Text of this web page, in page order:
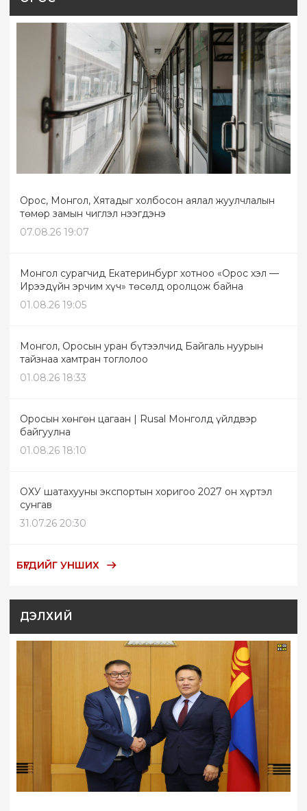
Орос, Монгол, Хятадыг холбосон аялал жуулчлалын
төмөр замын чиглэл нээгдэнэ
07.08.26 19:07
Монгол сурагчид Екатеринбург хотноо «Орос хэл —
Ирээдүйн эрчим хүч» төсөлд оролцож байна
01.08.26 19:05
Монгол, Оросын уран бүтээлчид Байгаль нуурын
тайзнаа хамтран тоглолоо
01.08.26 18:33
Оросын хөнгөн цагаан | Rusal Монголд үйлдвэр
байгуулна
01.08.26 18:10
ОХУ шатахууны экспортын хоригоо 2027 он хүртэл
сунгав
31.07.26 20:30
БҮГДИЙГ УНШИХ
ДЭЛХИЙ